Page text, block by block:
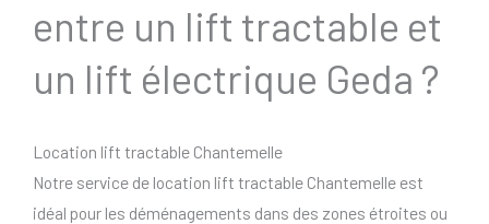
entre un lift tractable et
un lift électrique Geda ?
Location lift tractable Chantemelle
Notre service de location lift tractable Chantemelle est
idéal pour les déménagements dans des zones étroites ou